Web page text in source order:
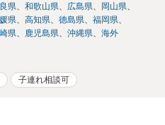
県 和歌山県 広島県
岡山県
県 高知県 徳島県
福岡県
県 鹿児島県 沖縄県 海外
子連れ相談可